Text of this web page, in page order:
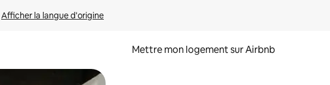
Afficher la langue d'origine
Mettre mon logement sur Airbnb